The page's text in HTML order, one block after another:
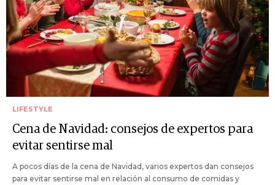
LIFESTYLE
Cena de Navidad: consejos de expertos para
evitar sentirse mal
A pocos días de la cena de Navidad, varios expertos dan consejos
para evitar sentirse mal en relación al consumo de comidas y